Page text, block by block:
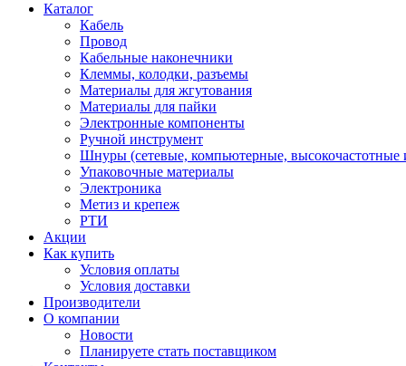
Каталог
Кабель
Провод
Кабельные наконечники
Клеммы, колодки, разъемы
Материалы для жгутования
Материалы для пайки
Электронные компоненты
Ручной инструмент
Шнуры (сетевые, компьютерные, высокочастотные
Упаковочные материалы
Электроника
Метиз и крепеж
РТИ
Акции
Как купить
Условия оплаты
Условия доставки
Производители
О компании
Новости
Планируете стать поставщиком